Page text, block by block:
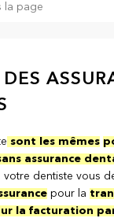
sont les mêmes
assurance
votre dentiste vous
pour la
la facturation